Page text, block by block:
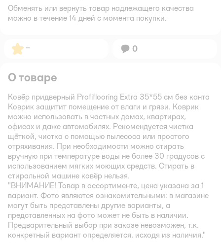
Обменять или вернуть товар надлежащего качества
можно в течение 14 дней с момента покупки.
Рейтинг:
– Вопросов:
0
О товаре
Ковёр придверный Profiflooring Extra 35*55 см без канта
Коврик защитит помещение от влаги и грязи. Коврик
можно использовать в частных домах, квартирах,
офисах и даже автомобилях. Рекомендуется чистка
щёткой, чистка с помощью пылесоса или простого
отряхивания. При необходимости можно стирать
вручную при температуре воды не более 30 градусов с
использованием мягких моющих средств. Стирать в
стиральной машине ковёр нельзя.
"ВНИМАНИЕ! Товар в ассортименте, цена указана за 1
вариант. Фото являются ознакомительными: в магазине
могут быть представлены другие варианты, а
представленных на фото может не быть в наличии.
Предварительный выбор при заказе невозможен, т.к.
конкретный вариант определяется, исходя из наличия."